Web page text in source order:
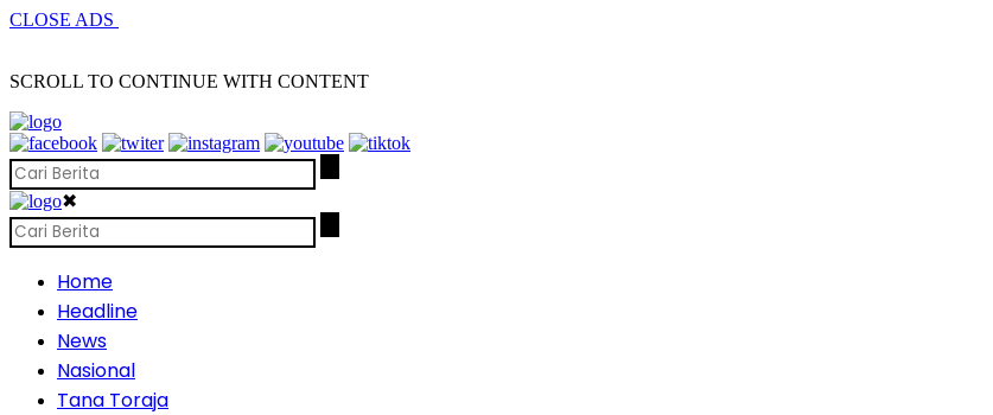
CLOSE ADS
SCROLL TO CONTINUE WITH CONTENT
✖
Home
Headline
News
Nasional
Tana Toraja